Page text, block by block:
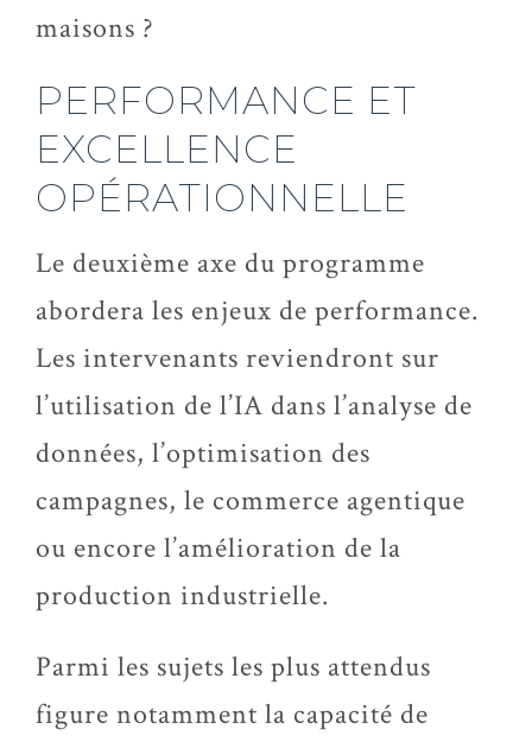
maisons ?
PERFORMANCE ET
EXCELLENCE
OPÉRATIONNELLE
Le deuxième axe du programme
abordera les enjeux de performance.
Les intervenants reviendront sur
l’utilisation de l’IA dans l’analyse de
données, l’optimisation des
campagnes, le commerce agentique
ou encore l’amélioration de la
production industrielle.
Parmi les sujets les plus attendus
figure notamment la capacité de